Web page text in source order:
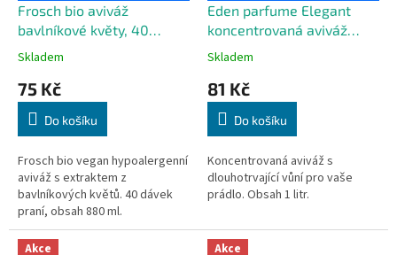
Frosch bio aviváž
bavlníkové květy, 40
dávek
Skladem
75 Kč
Do košíku
Frosch bio vegan hypoalergenní
aviváž s extraktem z
bavlníkových květů. 40 dávek
praní, obsah 880 ml.
Eden parfume Elegant
koncentrovaná aviváž
černá, 40 pracích dávek
Skladem
81 Kč
Do košíku
Koncentrovaná aviváž s
dlouhotrvající vůní pro vaše
prádlo. Obsah 1 litr.
Akce
Akce